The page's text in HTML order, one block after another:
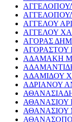
ΑΓΓΕΛΟΥ
ΑΓΓΕΛΟΥ
ΑΓΟΡΑΣ
ΑΓΟΡΑΣΤΟΥ
ΑΔΑΜΑΚΗ
ΑΔΑΜΙΔΟΥ
ΑΔΡΙΑΝΟΥ
ΑΘΑΝΑΣΙΟΥ
ΑΘΑΝΑΣΙΟΥ